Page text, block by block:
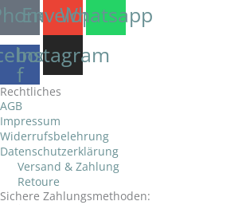
Envelope
Whatsapp
f
Instagram
Rechtliches
AGB
Impressum
Widerrufsbelehrung
Datenschutzerklärung
Versand & Zahlung
Retoure
Sichere Zahlungsmethoden: